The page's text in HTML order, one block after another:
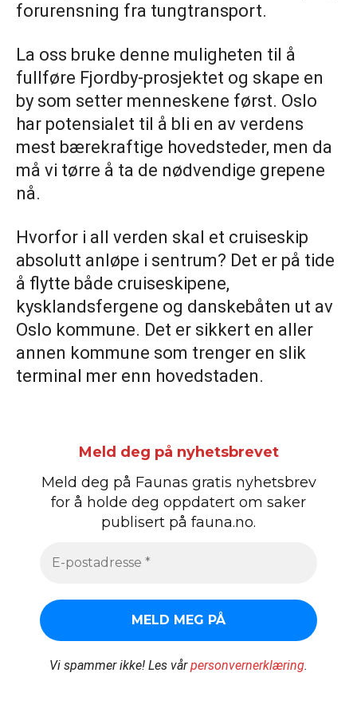
forurensning fra tungtransport.
La oss bruke denne muligheten til å
fullføre Fjordby-prosjektet og skape en
by som setter menneskene først. Oslo
har potensialet til å bli en av verdens
mest bærekraftige hovedsteder, men da
må vi tørre å ta de nødvendige grepene
nå.
Hvorfor i all verden skal et cruiseskip
absolutt anløpe i sentrum? Det er på tide
å flytte både cruiseskipene,
kysklandsfergene og danskebåten ut av
Oslo kommune. Det er sikkert en aller
annen kommune som trenger en slik
terminal mer enn hovedstaden.
Meld deg på nyhetsbrevet
Meld deg på Faunas gratis nyhetsbrev
for å holde deg oppdatert om saker
publisert på fauna.no.
Vi spammer ikke! Les vårpersonvernerklæring.